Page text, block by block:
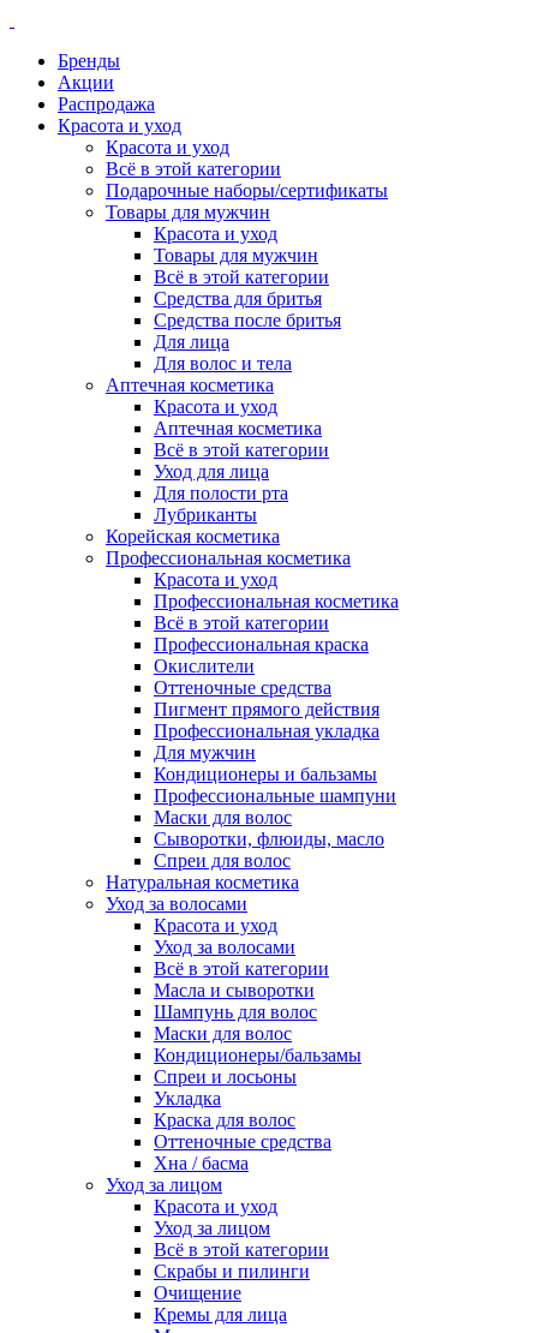
Бренды
Акции
Распродажа
Красота и уход
Красота и уход
Всё в этой категории
Подарочные наборы/сертификаты
Товары для мужчин
Красота и уход
Товары для мужчин
Всё в этой категории
Средства для бритья
Средства после бритья
Для лица
Для волос и тела
Аптечная косметика
Красота и уход
Аптечная косметика
Всё в этой категории
Уход для лица
Для полости рта
Лубриканты
Корейская косметика
Профессиональная косметика
Красота и уход
Профессиональная косметика
Всё в этой категории
Профессиональная краска
Окислители
Оттеночные средства
Пигмент прямого действия
Профессиональная укладка
Для мужчин
Кондиционеры и бальзамы
Профессиональные шампуни
Маски для волос
Сыворотки, флюиды, масло
Спреи для волос
Натуральная косметика
Уход за волосами
Красота и уход
Уход за волосами
Всё в этой категории
Масла и сыворотки
Шампунь для волос
Маски для волос
Кондиционеры/бальзамы
Спреи и лосьоны
Укладка
Краска для волос
Оттеночные средства
Хна / басма
Уход за лицом
Красота и уход
Уход за лицом
Всё в этой категории
Скрабы и пилинги
Очищение
Кремы для лица